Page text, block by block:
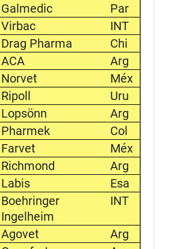
Galmedic
Par
Virbac
INT
Drag Pharma
Chi
ACA
Arg
Norvet
Méx
Ripoll
Uru
Lopsönn
Arg
Pharmek
Col
Farvet
Méx
Richmond
Arg
Labis
Esa
Boehringer
Ingelheim
INT
Agovet
Arg